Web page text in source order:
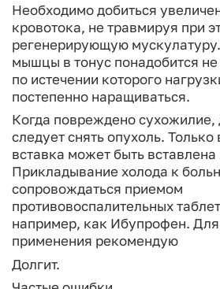
Необходимо добиться
кровотока, не травмируя при
регенерирующую
мышцы в тонус понадобится
по истечении которого
постепенно наращиваться.
Когда повреждено сухожилие,
следует снять опухоль. Только
вставка может быть вставлена
Прикладывание холода к
сопровождаться приемом
противовоспалительных
например, как Ибупрофен.
применения рекомендую
Долгит.